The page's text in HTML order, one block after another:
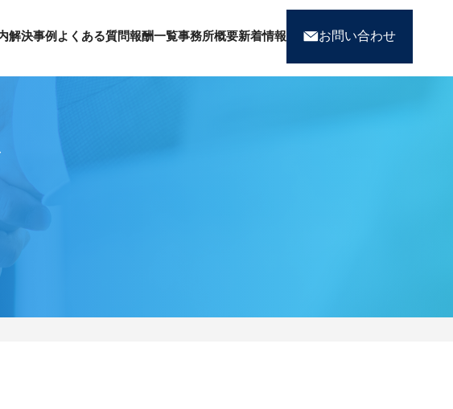
解決事例 よくある質問報酬一覧事務所概要新着情報 お問い合わせ